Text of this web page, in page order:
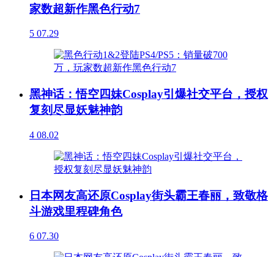
家数超新作黑色行动7
5 07.29
黑神话：悟空四妹Cosplay引爆社交平台，授权
复刻尽显妖魅神韵
4 08.02
日本网友高还原Cosplay街头霸王春丽，致敬格
斗游戏里程碑角色
6 07.30